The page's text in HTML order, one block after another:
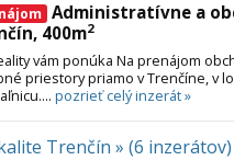
Administratívne a
400m2
vám ponúka Na prenájom
priestory priamo v Trenčíne, v
pozrieť celý inzerát »
Trenčín » (6 inzerátov)